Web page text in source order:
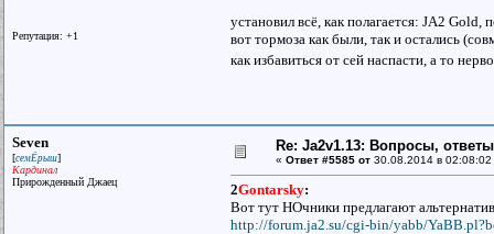
Репутация: +1
установил всё, как полагается: JA2
вот тормоза как были, так и остались
как избавиться от сей наспасти, а то
Seven
[семЁрыш]
Кардинал
Прирожденный Джаец
Re: Ja2v1.13: Вопросы,
« Ответ #5585 от 30.08.2014 в 02:08:02
2Gontarsky:
Вот тут НОчники предлагают
http://forum.ja2.su/cgi-bin/yabb/